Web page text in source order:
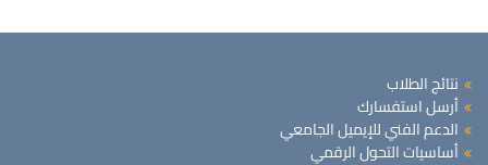
نتائج الطلاب
أرسل استفسارك
الدعم الفني للإيميل الجامعي
أساسيات التحول الرقمي